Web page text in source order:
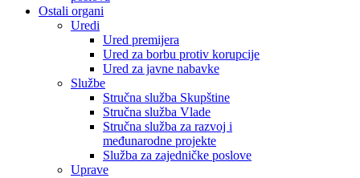
Ostali organi
Uredi
Ured premijera
Ured za borbu protiv korupcije
Ured za javne nabavke
Službe
Stručna služba Skupštine
Stručna služba Vlade
Stručna služba za razvoj i
međunarodne projekte
Služba za zajedničke poslove
Uprave